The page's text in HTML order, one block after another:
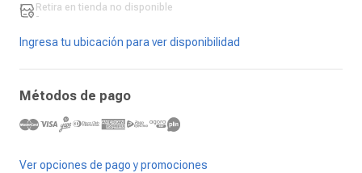
Retira en tienda no disponible
-
Ingresa tu ubicación para ver disponibilidad
Métodos de pago
Ver opciones de pago y promociones